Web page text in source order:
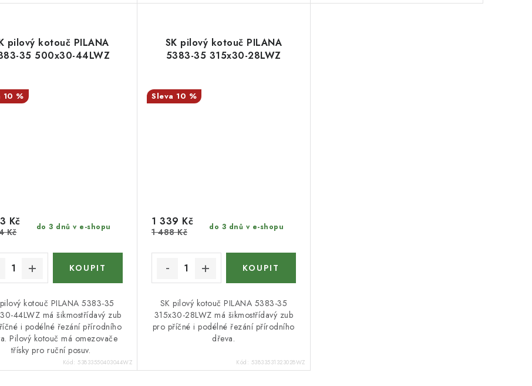
pilový kotouč PILANA
35 500x30-44LWZ
10 %
do 3 dnů v e-shopu
Kč
Kč
kotouč PILANA 5383-35
44LWZ má šikmostřídavý zub
i podélné řezání přírodního
Pilový kotouč má omezovače
třísky pro ruční posuv.
Kód: 53833550403044WZ
SK pilový kotouč PILANA
5383-35 315x30-28LWZ
10 %
do 3 dnů v e-shopu
1 339 Kč
1 488 Kč
SK pilový kotouč PILANA 5383-35
315x30-28LWZ má šikmostřídavý zub
pro příčné i podélné řezání přírodního
dřeva.
Kód: 53833531323028WZ